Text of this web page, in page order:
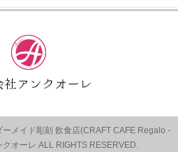
メイド彫刻 飲食店(CRAFT CAFE Regalo -
オーレ ALL RIGHTS RESERVED.